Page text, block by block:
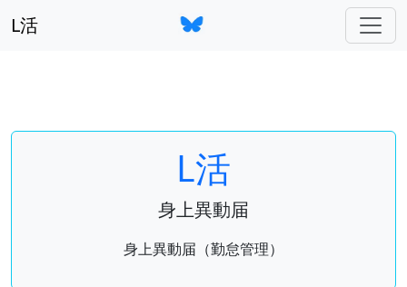
L活
L活
身上異動届
身上異動届（勤怠管理）